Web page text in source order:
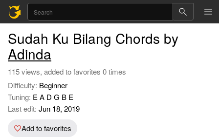
Sudah Ku Bilang Chords by
Adinda
115 views, added to favorites 0 times
Difficulty: Beginner
Tuning: E A D G B E
Last edit: Jun 18, 2019
Add to favorites